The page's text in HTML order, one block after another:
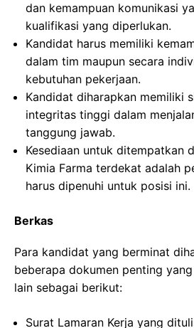
dan kemampuan komunikasi
kualifikasi yang diperlukan.
Kandidat harus memiliki
dalam tim maupun secara
kebutuhan pekerjaan.
Kandidat diharapkan memiliki
integritas tinggi dalam
tanggung jawab.
Kesediaan untuk ditempatkan
Kimia Farma terdekat adalah
harus dipenuhi untuk posisi ini.
Berkas
Para kandidat yang berminat
beberapa dokumen penting
lain sebagai berikut:
Surat Lamaran Kerja yang